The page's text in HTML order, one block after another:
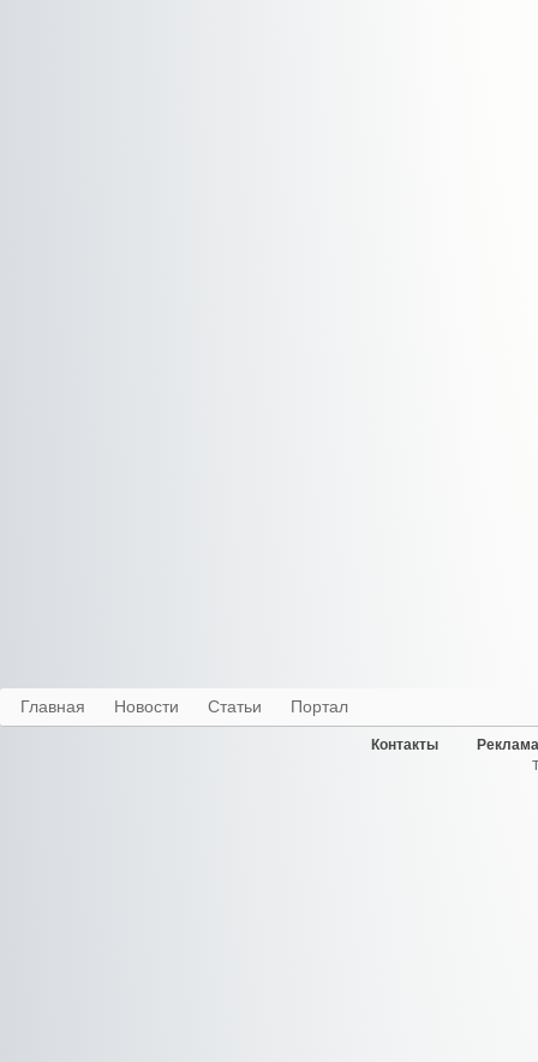
Главная Новости Статьи Портал
Контакты